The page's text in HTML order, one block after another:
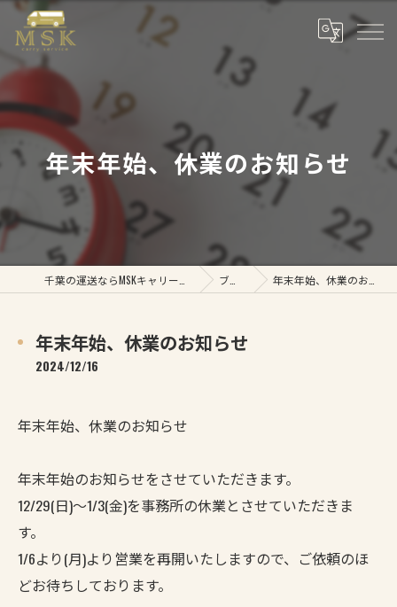
年末年始、休業のお知らせ
ブログ 年末年始、休業のお知らせ
年末年始、休業のお知らせ
2024/12/16
年末年始、休業のお知らせ
年末年始のお知らせをさせていただきます。
12/29(日)～1/3(金)を事務所の休業とさせていただきま
す。
1/6より(月)より営業を再開いたしますので、ご依頼のほ
どお待ちしております。